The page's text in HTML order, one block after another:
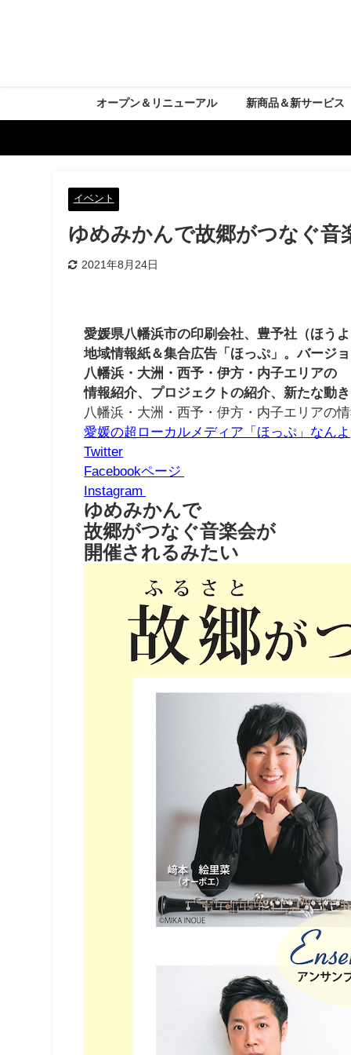
オープン＆リニューアル 新商品＆新サービス
イベント
ゆめみかんで故郷がつなぐ音
2021年8月24日
愛媛県八幡浜市の印刷会社、豊予社（ほう
地域情報紙＆集合広告「ほっぷ」。バージ
八幡浜・大洲・西予・伊方・内子エリアの
情報紹介、プロジェクトの紹介、新たな動
八幡浜・大洲・西予・伊方・内子エリアの
愛媛の超ローカルメディア「ほっぷ」なんよ
Twitter
Facebookページ
Instagram
ゆめみかんで
故郷がつなぐ音楽会が
開催されるみたい